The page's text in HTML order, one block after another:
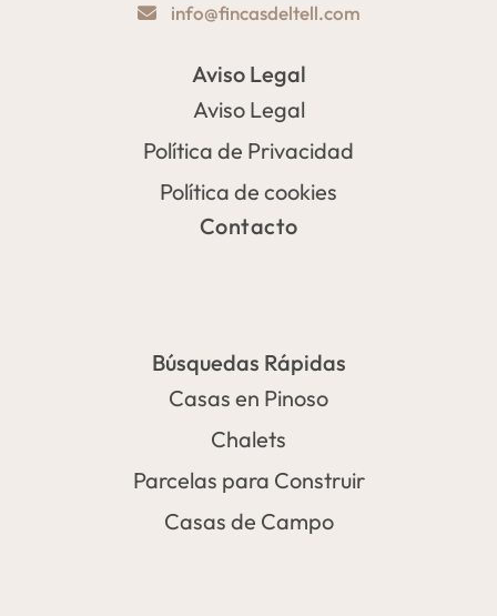
info@fincasdeltell.com
Aviso Legal
Aviso Legal
Política de Privacidad
Política de cookies
Contacto
Búsquedas Rápidas
Casas en Pinoso
Chalets
Parcelas para Construir
Casas de Campo